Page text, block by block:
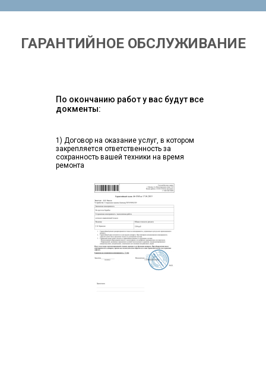
ГАРАНТИЙНОЕ ОБСЛУЖИВАНИЕ
По окончанию работ у вас будут все
докменты:
1) Договор на оказание услуг, в котором
закрепляется ответственность за
сохранность вашей техники на время
ремонта